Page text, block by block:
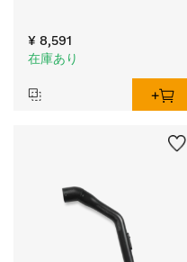
¥ 8,591
在庫あり